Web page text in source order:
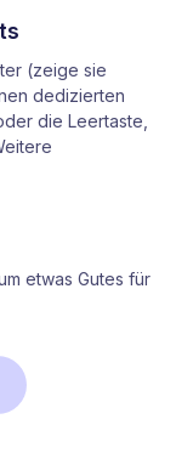
(zeige sie
dedizierten
die Leertaste,
etwas Gutes für